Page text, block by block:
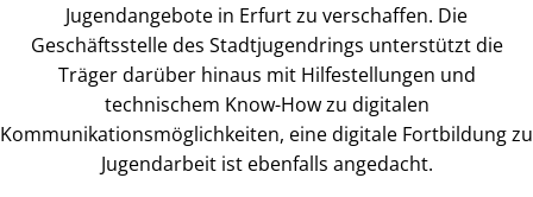
Jugendangebote in Erfurt zu verschaffen. Die
Geschäftsstelle des Stadtjugendrings unterstützt die
Träger darüber hinaus mit Hilfestellungen und
technischem Know-How zu digitalen
Kommunikationsmöglichkeiten, eine digitale Fortbildung zu
Jugendarbeit ist ebenfalls angedacht.